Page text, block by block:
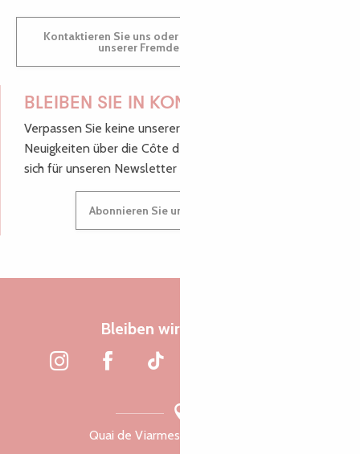
Kontaktieren Sie uns oder besuchen Sie uns in einem
unserer Fremdenverkehrsbüros.
BLEIBEN SIE IN KONTAKT!
Verpassen Sie keine unserer guten Tipps und
Neuigkeiten über die Côte de Granit Rose, melden Sie
sich für unseren Newsletter an.
Abonnieren Sie unseren Newsletter
Bleiben wir verbunden
Quai de Viarmes, 22300 Lannion